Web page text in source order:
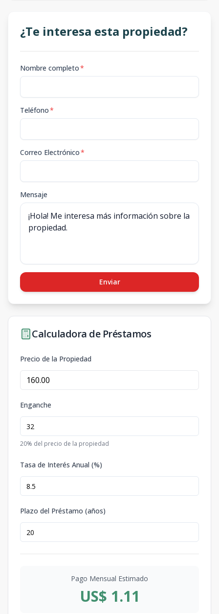
¿Te interesa esta propiedad?
Nombre completo*
Teléfono*
Correo Electrónico*
Mensaje
Enviar
Calculadora de Préstamos
Precio de la Propiedad
Enganche
20% del precio de la propiedad
Tasa de Interés Anual (%)
Plazo del Préstamo (años)
Pago Mensual Estimado
US$ 1.11